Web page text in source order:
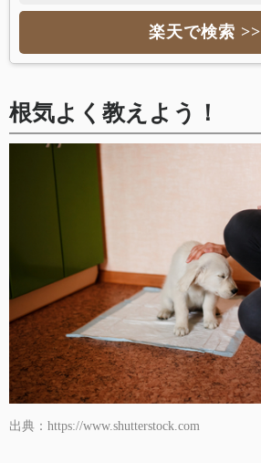
楽天で検索 >>
根気よく教えよう！
出典：https://www.shutterstock.com